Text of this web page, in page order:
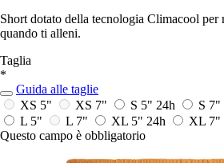
Short dotato della tecnologia Climacool per
quando ti alleni.
Taglia
*
Guida alle taglie
XS 5"
XS 7" S 5" 24h S 7"
L 5"
L 7" XL 5" 24h XL 7"
Questo campo è obbligatorio